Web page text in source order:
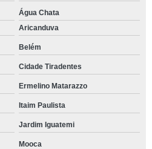
Água Chata
Aricanduva
Belém
Cidade Tiradentes
Ermelino Matarazzo
Itaim Paulista
Jardim Iguatemi
Mooca